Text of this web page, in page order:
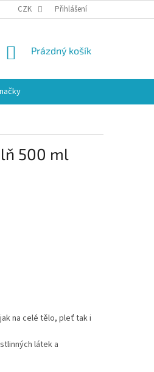
CZK Přihlášení
NÁKUPNÍ
Prázdný košík
500 ml
na celé tělo, pleť tak i
látek a